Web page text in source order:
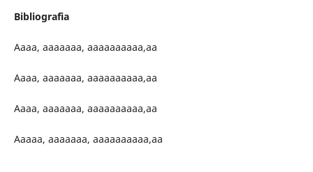
Bibliografia
Aaaa, aaaaaaa, aaaaaaaaaa,aa
Aaaa, aaaaaaa, aaaaaaaaaa,aa
Aaaa, aaaaaaa, aaaaaaaaaa,aa
Aaaaa, aaaaaaa, aaaaaaaaaa,aa